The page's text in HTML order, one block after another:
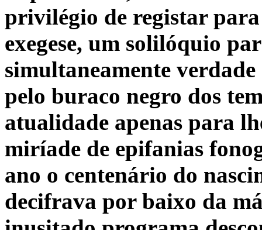
privilégio de registar
exegese, um solilóquio
simultaneamente
pelo buraco negro dos
atualidade apenas para
miríade de epifanias
ano o centenário do
decifrava por baixo da